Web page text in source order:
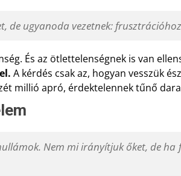
de ugyanoda vezetnek:
És az ötlettelenségnek is van
A kérdés csak az, hogyan vesszük
millió apró, érdektelennek tűnő
Nem mi irányítjuk őket, de ha